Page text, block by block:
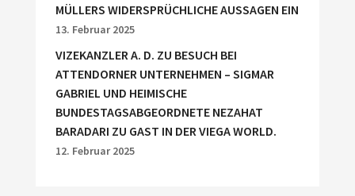
MÜLLERS WIDERSPRÜCHLICHE AUSSAGEN EIN
13. Februar 2025
VIZEKANZLER A. D. ZU BESUCH BEI
ATTENDORNER UNTERNEHMEN – SIGMAR
GABRIEL UND HEIMISCHE
BUNDESTAGSABGEORDNETE NEZAHAT
BARADARI ZU GAST IN DER VIEGA WORLD.
12. Februar 2025